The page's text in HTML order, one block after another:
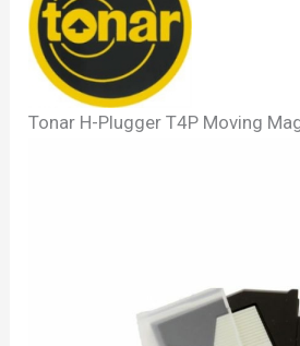
Tonar H-Plugger T4P Moving